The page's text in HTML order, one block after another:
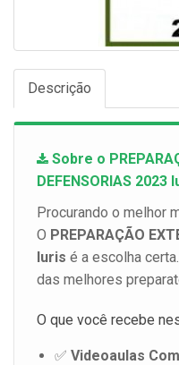
Descrição
Sobre o
DEFENSORIAS 2023
Procurando o melhor
O PREPARAÇÃO
Iuris é a escolha
das melhores
O que você recebe
✅ Videoaulas